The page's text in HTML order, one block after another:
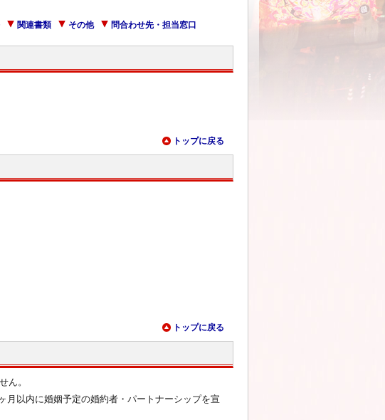
関連書類 その他 問合わせ先・担当窓口
トップに戻る
トップに戻る
ん。
月以内に婚姻予定の婚約者・パートナーシップを宣